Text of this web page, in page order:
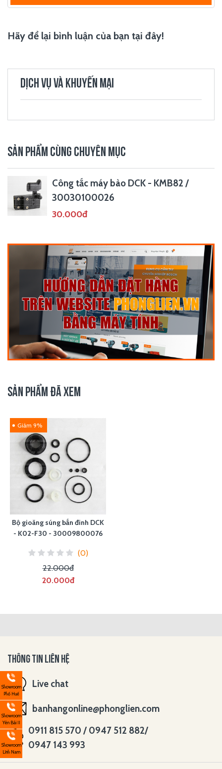
Showroom
Phố Huế
Showroom
Yên Bái II
Showroom
Lĩnh Nam
Hãy để lại bình luận của bạn tại đây!
DỊCH VỤ VÀ KHUYẾN MẠI
SẢN PHẨM CÙNG CHUYÊN MỤC
Công tắc máy bào DCK - KMB82 /
30030100026
30.000đ
SẢN PHẨM ĐÃ XEM
Giảm 9%
Bộ gioăng súng bắn đinh DCK
- K02-F30 - 30009800076
(0)
22.000đ
20.000đ
THÔNG TIN LIÊN HỆ
Live chat
banhangonline@phonglien.com
0911 815 570 / 0947 512 882/
0947 143 993